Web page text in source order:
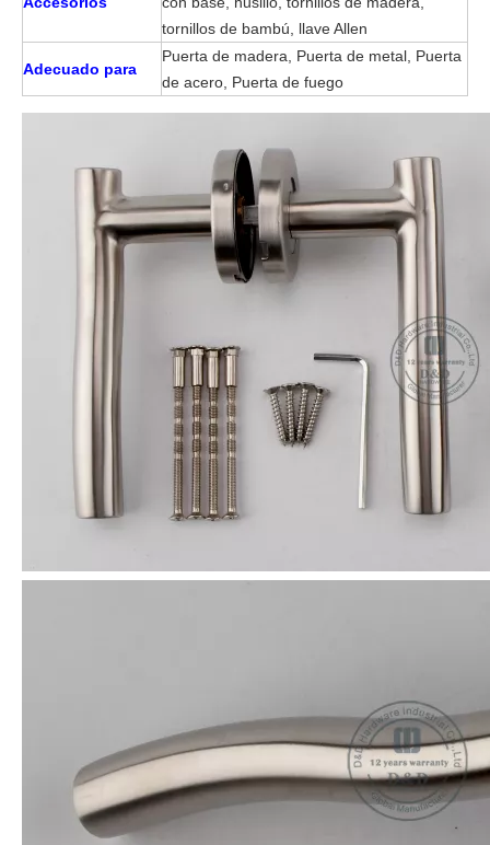
tornillos de bambú, llave Allen
Adecuado para
Puerta de madera, Puerta de metal, Puerta
de acero, Puerta de fuego